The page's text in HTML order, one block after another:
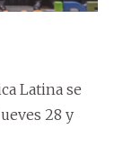
Latina se
28 y